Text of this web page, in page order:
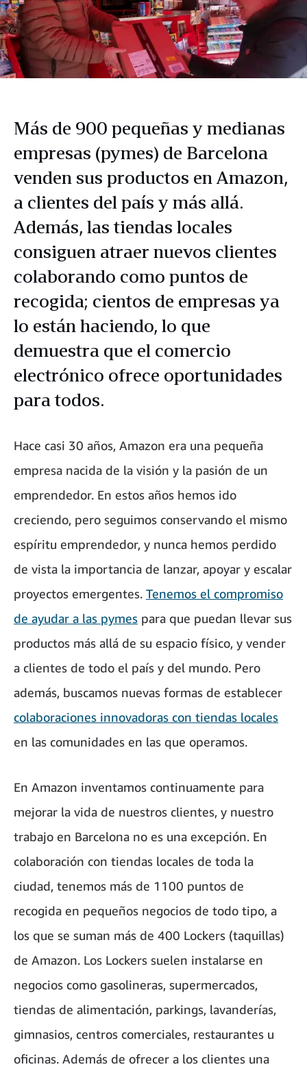
Más de 900 pequeñas y medianas
empresas (pymes) de Barcelona
venden sus productos en Amazon,
a clientes del país y más allá.
Además, las tiendas locales
consiguen atraer nuevos clientes
colaborando como puntos de
recogida; cientos de empresas ya
lo están haciendo, lo que
demuestra que el comercio
electrónico ofrece oportunidades
para todos.
Hace casi 30 años, Amazon era una pequeña
empresa nacida de la visión y la pasión de un
emprendedor. En estos años hemos ido
creciendo, pero seguimos conservando el mismo
espíritu emprendedor, y nunca hemos perdido
de vista la importancia de lanzar, apoyar y escalar
proyectos emergentes. Tenemos el compromiso
de ayudar a las pymes para que puedan llevar sus
productos más allá de su espacio físico, y vender
a clientes de todo el país y del mundo. Pero
además, buscamos nuevas formas de establecer
colaboraciones innovadoras con tiendas locales
en las comunidades en las que operamos.
En Amazon inventamos continuamente para
mejorar la vida de nuestros clientes, y nuestro
trabajo en Barcelona no es una excepción. En
colaboración con tiendas locales de toda la
ciudad, tenemos más de 1100 puntos de
recogida en pequeños negocios de todo tipo, a
los que se suman más de 400 Lockers (taquillas)
de Amazon. Los Lockers suelen instalarse en
negocios como gasolineras, supermercados,
tiendas de alimentación, parkings, lavanderías,
gimnasios, centros comerciales, restaurantes u
oficinas. Además de ofrecer a los clientes una